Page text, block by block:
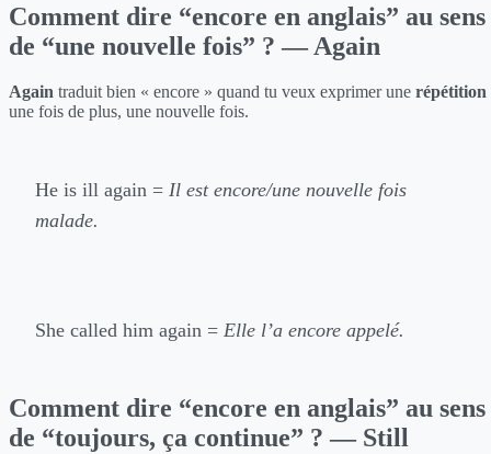
Comment dire “encore en anglais” au sens
de “une nouvelle fois” ? — Again
Again traduit bien « encore » quand tu veux exprimer une répétition
une fois de plus, une nouvelle fois.
He is ill again = Il est encore/une nouvelle fois
malade.
She called him again = Elle l’a encore appelé.
Comment dire “encore en anglais” au sens
de “toujours, ça continue” ? — Still